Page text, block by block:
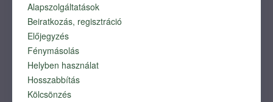
HELYTÖRTÉNET
HELYISMERETI TEVÉKENYSÉGÜNK
KÖNYVTÁRUNK ÉPÜLETE
IDŐSZALAG
ARCKÉPCSARNOK
KURIÓZUMOK
FORRÁSOK
Alapszolgáltatások
Beiratkozás, regisztráció
Előjegyzés
Fénymásolás
Helyben használat
Hosszabbítás
Kölcsönzés